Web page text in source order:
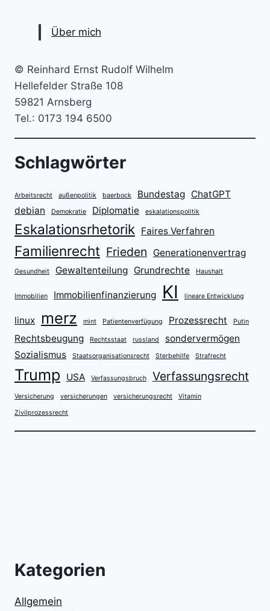
Über mich
© Reinhard Ernst Rudolf Wilhelm
Hellefelder Straße 108
59821 Arnsberg
Tel.: 0173 194 6500
Schlagwörter
Arbeitsrecht außenpolitik baerbock Bundestag ChatGPT
debian
Demokratie Diplomatie eskalationspolitik
Eskalationsrhetorik Faires Verfahren
Familienrecht Frieden Generationenvertrag
Gesundheit Gewaltenteilung Grundrechte Haushalt
Immobilien Immobilienfinanzierung KI lineare Entwicklung
linux merz mint Patientenverfügung Prozessrecht Putin
Rechtsbeugung Rechtsstaat russland
sondervermögen
Sozialismus
Staatsorganisationsrecht Sterbehilfe Strafrecht
Trump USA Verfassungsbruch Verfassungsrecht
Versicherung versicherungen versicherungsrecht Vitamin
Zivilprozessrecht
Kategorien
Allgemein